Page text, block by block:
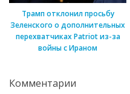
Трамп отклонил просьбу
Зеленского о дополнительных
перехватчиках Patriot из-за
войны с Ираном
Комментарии